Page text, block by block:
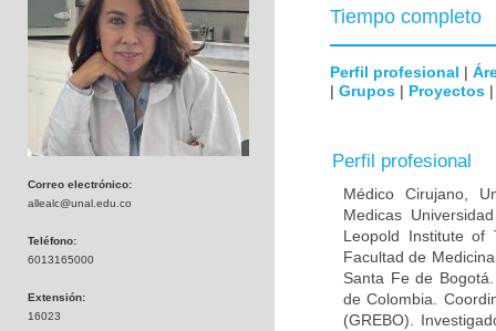
Correo electrónico:
allealc@unal.edu.co
Teléfono:
6013165000
Extensión:
16023
Tiempo completo
Perfil profesional |
| Grupos | Proyectos
Perfil profesional
Médico Cirujano,
Medicas
Leopold Institute of
Facultad de
Santa Fe de
de Colombia.
(GREBO).